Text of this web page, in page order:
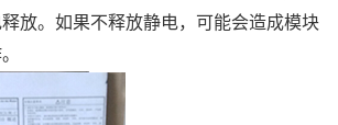
放。如果不释放静电，可能会造成模块